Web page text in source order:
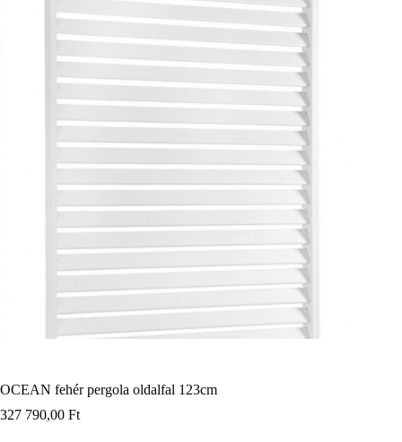
OCEAN fehér pergola oldalfal 123cm
327 790,00 Ft